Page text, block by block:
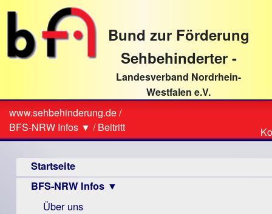
direkt
Textinhalt
Bund zur Förderung
Sehbehinderter -
Landesverband Nordrhein-
Westfalen e.V.
Sie
sind
hier
www.sehbehinderung.de/
BFS-NRW Infos ▼ /Beitritt
Startseite
BFS-NRW Infos ▼
Über uns